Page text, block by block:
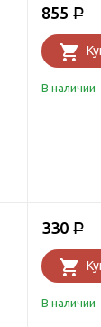
855 Р
В наличии
330 Р
В наличии